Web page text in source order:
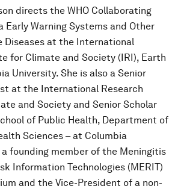
directs the WHO Collaborating
Early Warning Systems and Other
Diseases at the International
for Climate and Society (IRI), Earth
University. She is also a Senior
at the International Research
and Society and Senior Scholar
of Public Health, Department of
Sciences – at Columbia
a founding member of the Meningitis
Information Technologies (MERIT)
and the Vice-President of a non-